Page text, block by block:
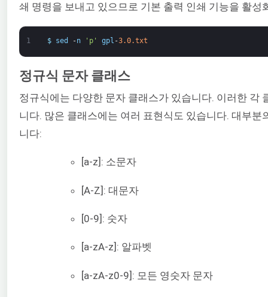
쇄 명령을 보내고 있으므로 기본 출력 인쇄 기능을 활성
1 $ sed -n 'p' gpl -3.0.txt
정규식 문자 클래스
정규식에는 다양한 문자 클래스가 있습니다. 이러한 각
니다. 많은 클래스에는 여러 표현식도 있습니다. 대부분
니다:
[a-z]: 소문자
[A-Z]: 대문자
[0-9]: 숫자
[a-zA-z]: 알파벳
[a-zA-z0-9]: 모든 영숫자 문자